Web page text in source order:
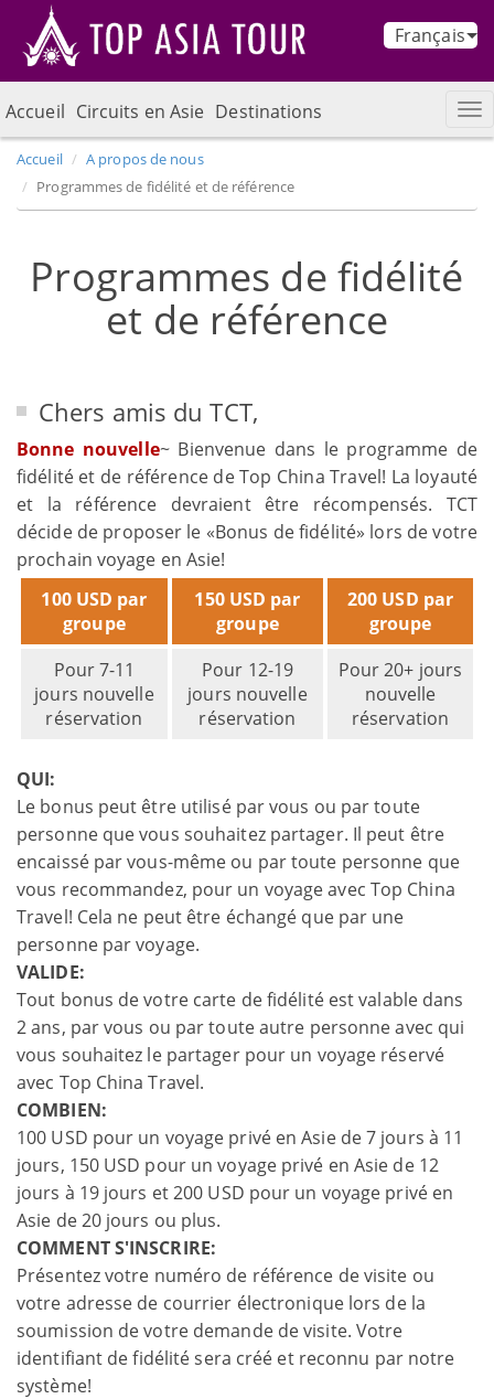
Français
Accueil Circuits en Asie Destinations
Accueil
A propos de nous
Programmes de fidélité et de référence
Programmes de fidélité
et de référence
Chers amis du TCT,
Bonne nouvelle~ Bienvenue dans le programme de
fidélité et de référence de Top China Travel! La loyauté
et la référence devraient être récompensés. TCT
décide de proposer le «Bonus de fidélité» lors de votre
prochain voyage en Asie!
100 USD par
groupe
150 USD par
groupe
200 USD par
groupe
Pour 7-11
jours nouvelle
réservation
Pour 12-19
jours nouvelle
réservation
Pour 20+ jours
nouvelle
réservation
QUI:
Le bonus peut être utilisé par vous ou par toute
personne que vous souhaitez partager. Il peut être
encaissé par vous-même ou par toute personne que
vous recommandez, pour un voyage avec Top China
Travel! Cela ne peut être échangé que par une
personne par voyage.
VALIDE:
Tout bonus de votre carte de fidélité est valable dans
2 ans, par vous ou par toute autre personne avec qui
vous souhaitez le partager pour un voyage réservé
avec Top China Travel.
COMBIEN:
100 USD pour un voyage privé en Asie de 7 jours à 11
jours, 150 USD pour un voyage privé en Asie de 12
jours à 19 jours et 200 USD pour un voyage privé en
Asie de 20 jours ou plus.
COMMENT S'INSCRIRE:
Présentez votre numéro de référence de visite ou
votre adresse de courrier électronique lors de la
soumission de votre demande de visite. Votre
identifiant de fidélité sera créé et reconnu par notre
système!